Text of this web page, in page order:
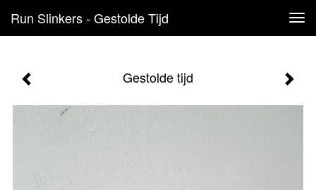
Run Slinkers - Gestolde Tijd
Gestolde tijd